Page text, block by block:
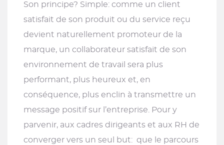
Son principe? Simple: comme un client
satisfait de son produit ou du service reçu
devient naturellement promoteur de la
marque, un collaborateur satisfait de son
environnement de travail sera plus
performant, plus heureux et, en
conséquence, plus enclin à transmettre un
message positif sur l’entreprise. Pour y
parvenir, aux cadres dirigeants et aux RH de
converger vers un seul but: que le parcours